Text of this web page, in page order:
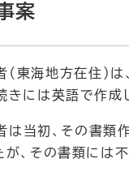
案
（東海地方在住）
きには英語で作成
は当初、その書類
が、その書類には